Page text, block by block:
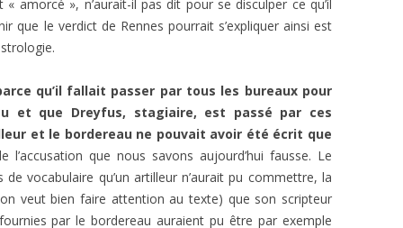
amorcé », n’aurait-il pas dit pour se disculper ce qu’il
que le verdict de Rennes pourrait s’expliquer ainsi est
qu’il fallait passer par tous les bureaux pour
et que Dreyfus, stagiaire, est passé par ces
et le bordereau ne pouvait avoir été écrit que
que nous savons aujourd’hui fausse. Le
vocabulaire qu’un artilleur n’aurait pu commettre, la
veut bien faire attention au texte) que son scripteur
par le bordereau auraient pu être par exemple